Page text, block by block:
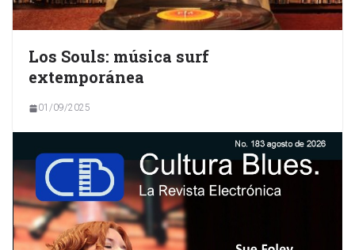
Los Souls: música surf
extemporánea
01/09/2025